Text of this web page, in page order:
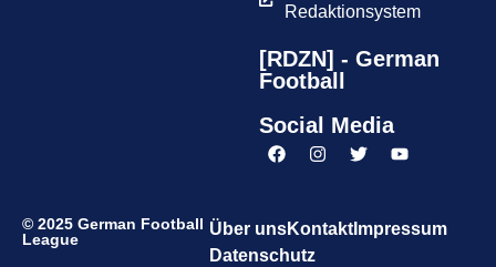
Redaktionsystem
[RDZN] - German
Football
Social Media
© 2025 German Football
League
Über unsKontaktImpressum
Datenschutz